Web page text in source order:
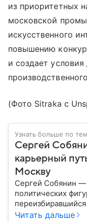
из приоритетных
московской
искусственного
повышению
и создает
(Фото Sitraka с
Узнать больше по
Сергей
карьерный
Москву
Сергей Собянин
политических
биографию
Читать дальше